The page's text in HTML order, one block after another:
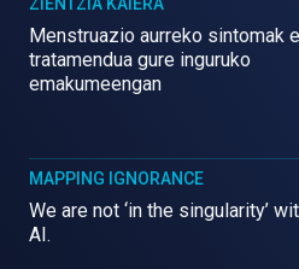
Menstruazio aurreko sintomak
tratamendua gure inguruko
emakumeengan
MAPPING IGNORANCE
We are not ‘in the singularity’
AI.